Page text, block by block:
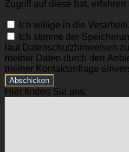
Zugriff auf diese hat, erfahren
Ich willige in die
Ich stimme der
laut Datenschutzhinweisen
meiner Daten durch den
meiner Kontaktanfrage
Abschicken
Hier finden Sie uns: